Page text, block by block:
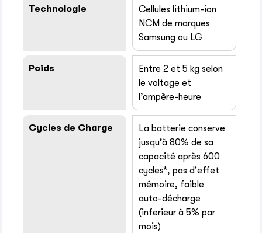
Technologie
Cellules lithium-ion
NCM de marques
Samsung ou LG
Poids
Entre 2 et 5 kg selon
le voltage et
l’ampère-heure
Cycles de Charge
La batterie conserve
jusqu’à 80% de sa
capacité après 600
cycles*, pas d'effet
mémoire, faible
auto-décharge
(inferieur à 5% par
mois)